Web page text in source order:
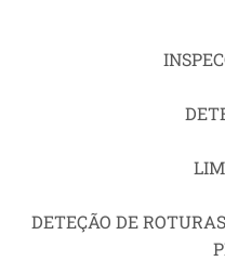
DETEÇÃO DE